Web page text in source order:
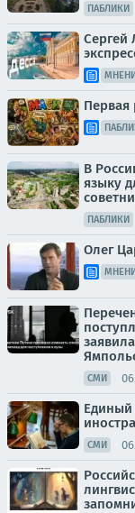
ПАБЛИКИ
Сергей
Первая
В
языку
ПАБЛИКИ
Олег
СМИ
Единый
СМИ